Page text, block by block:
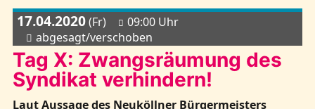
17.04.2020(Fr)
09:00 Uhr
abgesagt/verschoben
Tag X: Zwangsräumung des
Syndikat verhindern!
Laut Aussage des Neuköllner Bürgermeisters